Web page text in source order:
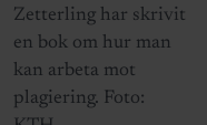
Zetterling har skrivit
en bok om hur man
kan arbeta mot
plagiering. Foto: